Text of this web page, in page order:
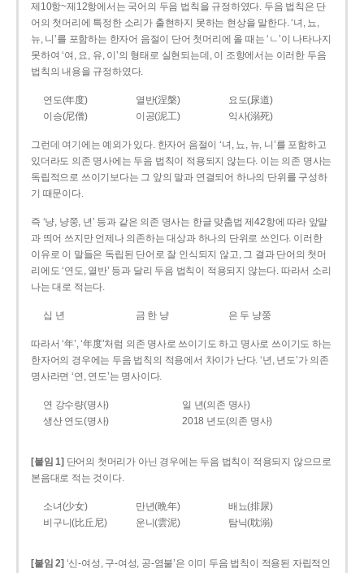
제10항~제12항에서는 국어의 두음 법칙을 규정하였다. 두음 법칙은 단
어의 첫머리에 특정한 소리가 출현하지 못하는 현상을 말한다. ‘녀, 뇨,
뉴, 니’를 포함하는 한자어 음절이 단어 첫머리에 올 때는 ‘ㄴ’이 나타나지
못하여 ‘여, 요, 유, 이’의 형태로 실현되는데, 이 조항에서는 이러한 두음
법칙의 내용을 규정하였다.
연도(年度) 열반(涅槃)
요도(尿道)
이승(尼僧)
이공(泥工) 익사(溺死)
그런데 여기에는 예외가 있다. 한자어 음절이 ‘녀, 뇨, 뉴, 니’를 포함하고
있더라도 의존 명사에는 두음 법칙이 적용되지 않는다. 이는 의존 명사는
독립적으로 쓰이기보다는 그 앞의 말과 연결되어 하나의 단위를 구성하
기 때문이다.
즉 ‘냥, 냥쭝, 년’ 등과 같은 의존 명사는 한글 맞춤법 제42항에 따라 앞말
과 띄어 쓰지만 언제나 의존하는 대상과 하나의 단위로 쓰인다. 이러한
이유로 이 말들은 독립된 단어로 잘 인식되지 않고, 그 결과 단어의 첫머
리에도 ‘연도, 열반’ 등과 달리 두음 법칙이 적용되지 않는다. 따라서 소리
나는 대로 적는다.
십 년 금 한 냥 은 두 냥쭝
따라서 ‘年’, ‘年度’처럼 의존 명사로 쓰이기도 하고 명사로 쓰이기도 하는
한자어의 경우에는 두음 법칙의 적용에서 차이가 난다. ‘년, 년도’가 의존
명사라면 ‘연, 연도’는 명사이다.
연 강수량(명사)
일 년(의존 명사)
생산 연도(명사)
2018 년도(의존 명사)
[붙임 1] 단어의 첫머리가 아닌 경우에는 두음 법칙이 적용되지 않으므로
본음대로 적는 것이다.
소녀(少女) 만년(晩年)
배뇨(排尿)
비구니(比丘尼)
운니(雲泥) 탐닉(耽溺)
[붙임 2] ‘신-여성, 구-여성, 공-염불’은 이미 두음 법칙이 적용된 자립적인